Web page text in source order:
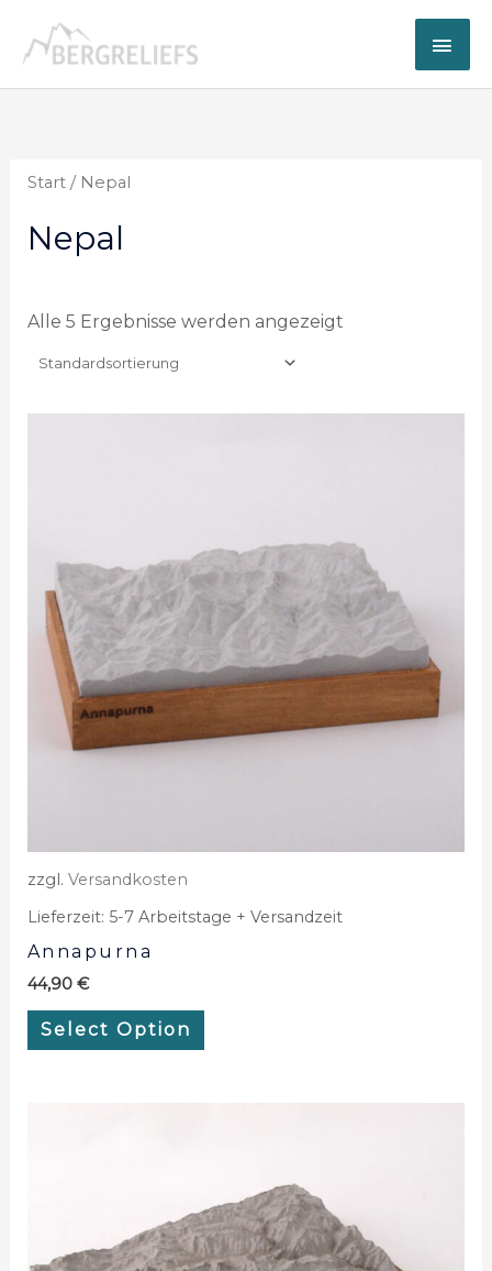
Inhalt
springen
Start/ Nepal
Nepal
Alle 5 Ergebnisse werden angezeigt
zzgl. Versandkosten
Lieferzeit: 5-7 Arbeitstage + Versandzeit
Annapurna
44,90 €
Select Option